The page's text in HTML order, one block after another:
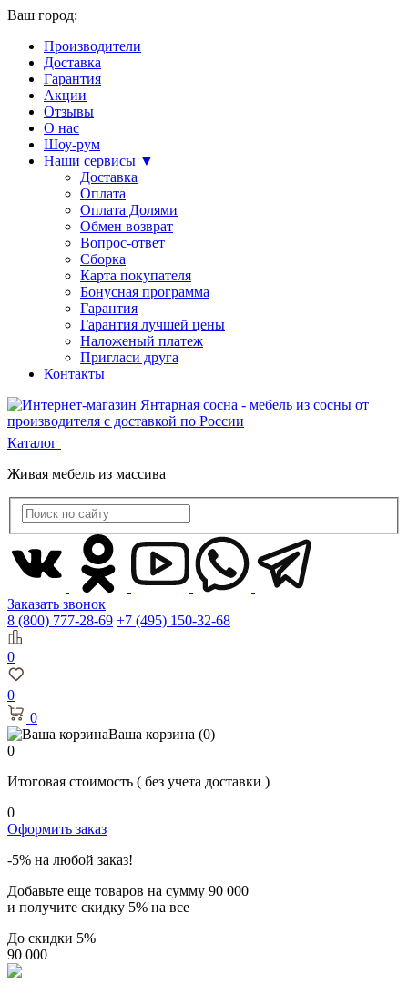
Ваш город:
Производители
Доставка
Гарантия
Акции
Отзывы
О нас
Шоу-рум
Наши сервисы ▼
Доставка
Оплата
Оплата Долями
Обмен возврат
Вопрос-ответ
Сборка
Карта покупателя
Бонусная программа
Гарантия
Гарантия лучшей цены
Наложеный платеж
Пригласи друга
Контакты
Каталог
Живая мебель из массива
Заказать звонок
8 (800) 777-28-69 +7 (495) 150-32-68
0
0
0
Ваша корзина (0)
0
Итоговая стоимость ( без учета доставки )
0
Оформить заказ
-5% на любой заказ!
Добавьте еще товаров на сумму 90 000
и получите скидку 5% на все
До скидки 5%
90 000